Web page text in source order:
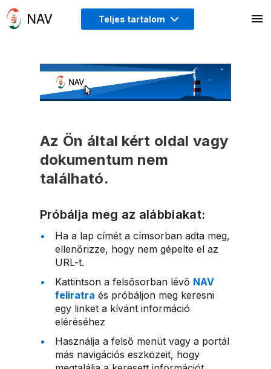
Teljes tartalom
Az Ön által kért oldal vagy
dokumentum nem
található.
Próbálja meg az alábbiakat:
Ha a lap címét a címsorban adta meg,
ellenőrizze, hogy nem gépelte el az
URL-t.
Kattintson a felsősorban lévő NAV
feliratra és próbáljon meg keresni
egy linket a kívánt információ
eléréséhez
Használja a felső menüt vagy a portál
más navigációs eszközeit, hogy